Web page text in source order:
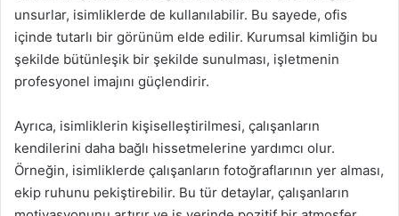
unsurlar, isimliklerde de kullanılabilir. Bu sayede, ofis
içinde tutarlı bir görünüm elde edilir. Kurumsal kimliğin bu
şekilde bütünleşik bir şekilde sunulması, işletmenin
profesyonel imajını güçlendirir.
Ayrıca, isimliklerin kişiselleştirilmesi, çalışanların
kendilerini daha bağlı hissetmelerine yardımcı olur.
Örneğin, isimliklerde çalışanların fotoğraflarının yer alması,
ekip ruhunu pekiştirebilir. Bu tür detaylar, çalışanların